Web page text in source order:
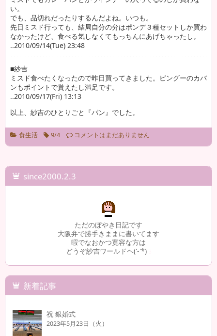
い。
でも、品切れだったりするんだよね。いつも。
先日ミスド行っても、結局自分の分はポンデ３種セットしか買わ
なかったけど、食べる気しなくてもっちんにあげちゃったし。
..2010/09/14(Tue) 23:48
■紗吉
ミスド食べたくなったので昨日買ってきました。ピングーのカバ
ンもポイントで貰えたし満足です。
..2010/09/17(Fri) 13:13
以上、紗吉のひとりごと『パン』でした。
食生活 9/4 コメントはまだありません
since2000.2.3
ただのぼやき日記です
大阪弁で勝手きままに書いてます
暇でなおかつ寛容な方は
どうぞ紗吉ワールドヘ('-'*)
新着記事
祝 銀婚式
2023年5月23日（火）